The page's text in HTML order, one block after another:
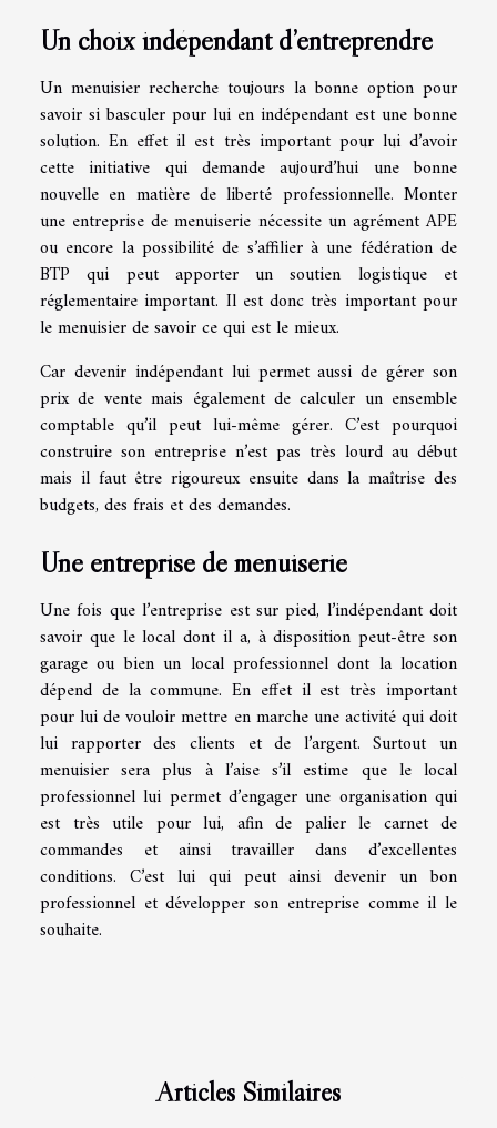
Un choix indépendant d’entreprendre
Un menuisier recherche toujours la bonne option pour
savoir si basculer pour lui en indépendant est une bonne
solution. En effet il est très important pour lui d’avoir
cette initiative qui demande aujourd’hui une bonne
nouvelle en matière de liberté professionnelle. Monter
une entreprise de menuiserie nécessite un agrément APE
ou encore la possibilité de s’affilier à une fédération de
BTP qui peut apporter un soutien logistique et
réglementaire important. Il est donc très important pour
le menuisier de savoir ce qui est le mieux.
Car devenir indépendant lui permet aussi de gérer son
prix de vente mais également de calculer un ensemble
comptable qu’il peut lui-même gérer. C’est pourquoi
construire son entreprise n’est pas très lourd au début
mais il faut être rigoureux ensuite dans la maîtrise des
budgets, des frais et des demandes.
Une entreprise de menuiserie
Une fois que l’entreprise est sur pied, l’indépendant doit
savoir que le local dont il a, à disposition peut-être son
garage ou bien un local professionnel dont la location
dépend de la commune. En effet il est très important
pour lui de vouloir mettre en marche une activité qui doit
lui rapporter des clients et de l’argent. Surtout un
menuisier sera plus à l’aise s’il estime que le local
professionnel lui permet d’engager une organisation qui
est très utile pour lui, afin de palier le carnet de
commandes et ainsi travailler dans d’excellentes
conditions. C’est lui qui peut ainsi devenir un bon
professionnel et développer son entreprise comme il le
souhaite.
Articles Similaires